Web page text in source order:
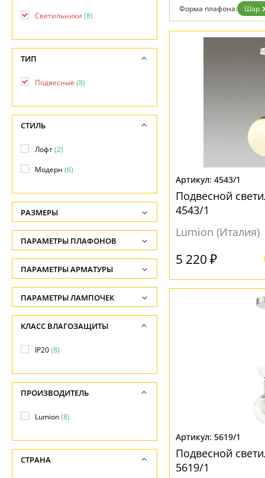
Контакты
Форма плафона: Шар
4543/1
Подвесной
4543/1
Lumion (Италия)
5 220 ₽
5619/1
Подвесной
5619/1
Светильники (8)
ТИП
Подвесные (8)
СТИЛЬ
Лофт(2)
Модерн (6)
РАЗМЕРЫ
Высота, см
-
Ширина, см
-
Диаметр, см
-
Длина, см
ПАРАМЕТРЫ ПЛАФОНОВ
ПОВЕРХНОСТЬ
Глянцевый(1)
Матовый(7)
Рельефный(1)
МАТЕРИАЛ
Стекло(8)
ПАРАМЕТРЫ АРМАТУРЫ
ЦВЕТ АРМАТУРЫ
Белый(2)
МАТЕРИАЛ
Металл(8)
Глянцевый(8)
ПАРАМЕТРЫ ЛАМПОЧЕК
Количество ламп
-
Общая мощность ламп
-
Напряжение
КЛАСС ВЛАГОЗАЩИТЫ
IP20(8)
ПРОИЗВОДИТЕЛЬ
Lumion(8)
СТРАНА